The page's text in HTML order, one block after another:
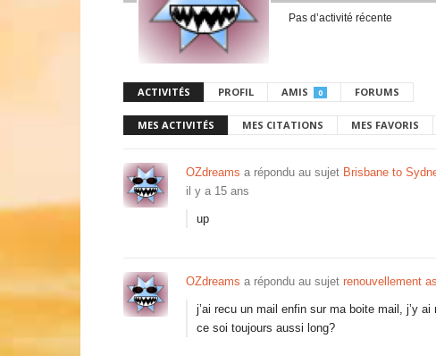
Pas d’activité récente
ACTIVITÉS PROFIL AMIS 0 FORUMS
MES ACTIVITÉS MES CITATIONS MES FAVORIS
OZdreams a répondu au sujet Brisbane to
il y a 15 ans
up
OZdreams a répondu au sujet renouvellement
j’ai recu un mail enfin sur ma boite mail, j’y
ce soi toujours aussi long?